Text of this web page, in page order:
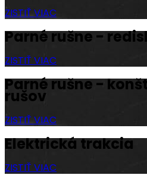
ZISTIŤ VIAC
Parné rušne -
ZISTIŤ VIAC
Parné rušne -
rušov
ZISTIŤ VIAC
Elektrická trakcia
ZISTIŤ VIAC